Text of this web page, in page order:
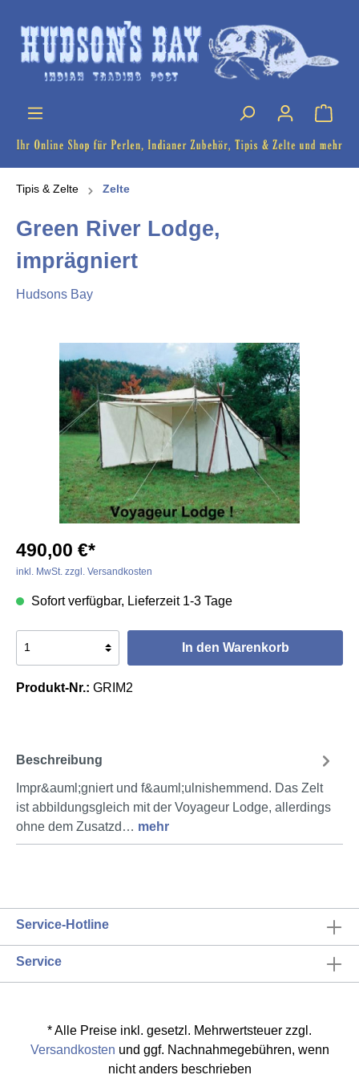
Tipis & Zelte Zelte
Green River Lodge,
imprägniert
Hudsons Bay
490,00 €*
inkl. MwSt. zzgl. Versandkosten
Sofort verfügbar, Lieferzeit 1-3 Tage
In den Warenkorb
Produkt-Nr.: GRIM2
Beschreibung
Impr&auml;gniert und f&auml;ulnishemmend. Das Zelt
ist abbildungsgleich mit der Voyageur Lodge, allerdings
ohne dem Zusatzd… mehr
Service-Hotline
Service
* Alle Preise inkl. gesetzl. Mehrwertsteuer zzgl.
Versandkosten und ggf. Nachnahmegebühren, wenn
nicht anders beschrieben